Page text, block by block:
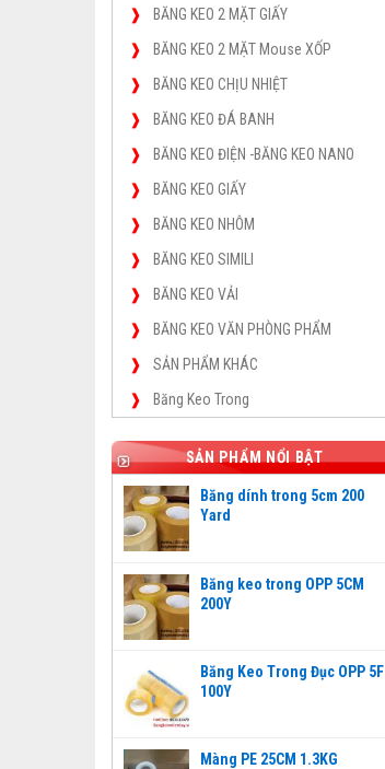
BĂNG KEO 2 MẶT GIẤY
BĂNG KEO 2 MẶT Mouse XỐP
BĂNG KEO CHỊU NHIỆT
BĂNG KEO ĐÁ BANH
BĂNG KEO ĐIỆN -BĂNG KEO NANO
BĂNG KEO GIẤY
BĂNG KEO NHÔM
BĂNG KEO SIMILI
BĂNG KEO VẢI
BĂNG KEO VĂN PHÒNG PHẨM
SẢN PHẨM KHÁC
Băng Keo Trong
SẢN PHẨM NỔI BẬT
Băng dính trong 5cm 200
Yard
Băng keo trong OPP 5CM
200Y
Băng Keo Trong Đục OPP 5F
100Y
Màng PE 25CM 1.3KG